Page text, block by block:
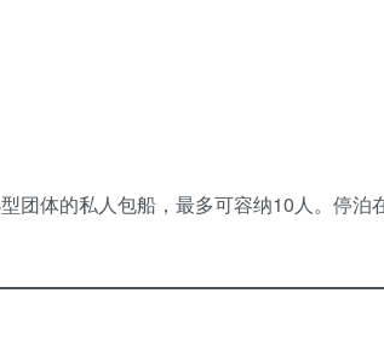
团体的私人包船，最多可容纳10人。停